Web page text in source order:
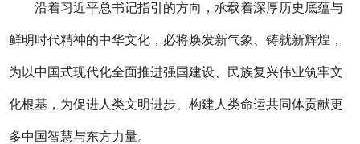
沿着习近平总书记指引的方向，承载着深厚历史底蕴与
鲜明时代精神的中华文化，必将焕发新气象、铸就新辉煌，
为以中国式现代化全面推进强国建设、民族复兴伟业筑牢文
化根基，为促进人类文明进步、构建人类命运共同体贡献更
多中国智慧与东方力量。